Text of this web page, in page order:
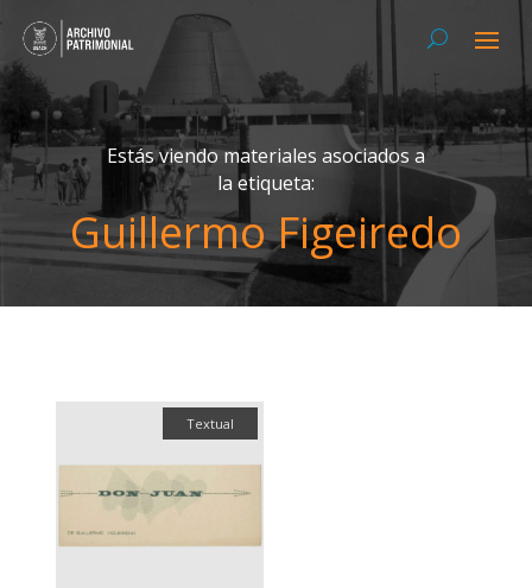
Estás viendo materiales asociados a
la etiqueta:
Guillermo Figeiredo
Textual